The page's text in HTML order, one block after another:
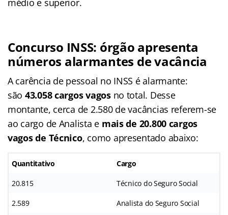
Concurso INSS: órgão apresenta
números alarmantes de vacância
A carência de pessoal no INSS é alarmante:
são 43.058 cargos vagosno total. Desse
montante, cerca de 2.580 de vacâncias referem-se
ao cargo de Analista e mais de 20.800 cargos
vagos de Técnico, como apresentado abaixo:
Quantitativo Cargo
20.815 Técnico do Seguro Social
2.589 Analista do Seguro Social